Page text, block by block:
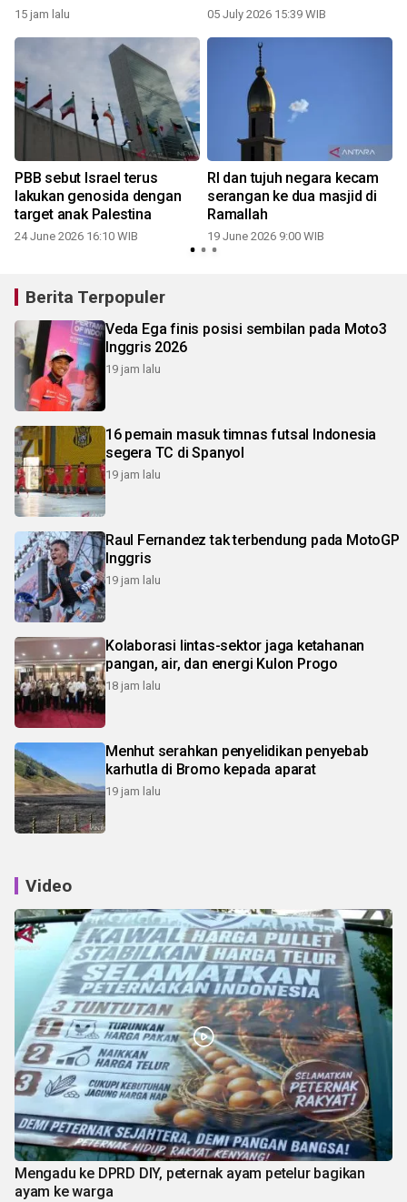
15 jam lalu 05 July 2026 15:39 WIB
PBB sebut Israel terus
lakukan genosida dengan
target anak Palestina
24 June 2026 16:10 WIB
RI dan tujuh negara kecam
serangan ke dua masjid di
Ramallah
19 June 2026 9:00 WIB
Berita Terpopuler
Veda Ega finis posisi sembilan pada Moto3
Inggris 2026
19 jam lalu
16 pemain masuk timnas futsal Indonesia
segera TC di Spanyol
19 jam lalu
Raul Fernandez tak terbendung pada MotoGP
Inggris
19 jam lalu
Kolaborasi lintas-sektor jaga ketahanan
pangan, air, dan energi Kulon Progo
18 jam lalu
Menhut serahkan penyelidikan penyebab
karhutla di Bromo kepada aparat
19 jam lalu
Video
Mengadu ke DPRD DIY, peternak ayam petelur bagikan
ayam ke warga